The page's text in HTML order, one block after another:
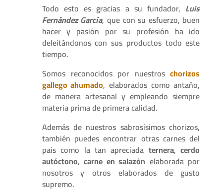
Todo esto es gracias a su fundador, Luis
Fernández García, que con su esfuerzo, buen
hacer y pasión por su profesión ha ido
deleitándonos con sus productos todo este
tiempo.
Somos reconocidos por nuestros chorizos
gallego ahumado, elaborados como antaño,
de manera artesanal y empleando siempre
materia prima de primera calidad.
Además de nuestros sabrosísimos chorizos,
también puedes encontrar otras carnes del
pais como la tan apreciada ternera,cerdo
autóctono,carne en salazón elaborada por
nosotros y otros elaborados de gusto
supremo.